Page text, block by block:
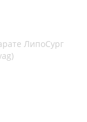
ЛипоСург